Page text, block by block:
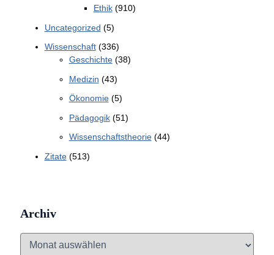
Ethik(910)
Uncategorized (5)
Wissenschaft(336)
Geschichte(38)
Medizin (43)
Ökonomie(5)
Pädagogik(51)
Wissenschaftstheorie(44)
Zitate(513)
Archiv